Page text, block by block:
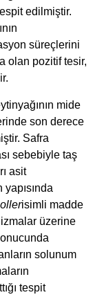
edilmiştir.
süreçlerini
olan pozitif tesir,
mide
son derece
Safra
sebebiyle taş
asit
isimli madde
üzerine
solunum
tespit